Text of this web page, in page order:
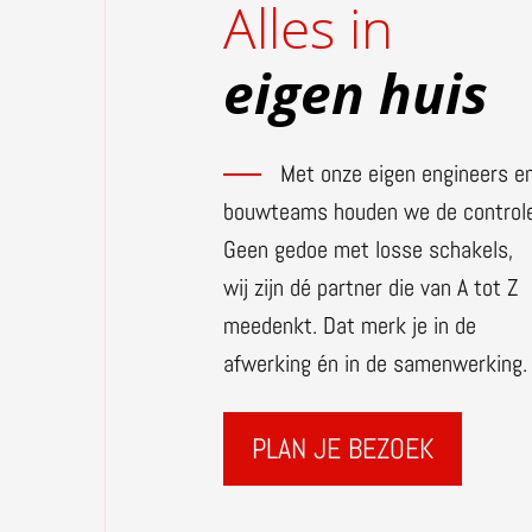
Alles in
eigen huis
Met onze eigen engineers
bouwteams houden we de
Geen gedoe met losse schakels,
wij zijn dé partner die van A tot Z
meedenkt. Dat merk je in de
afwerking én in de samenwerking.
PLAN JE BEZOEK